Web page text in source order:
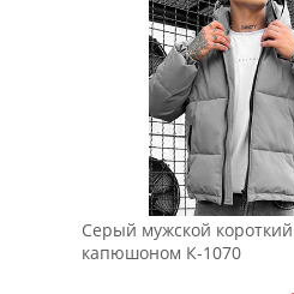
Серый мужской короткий
капюшоном К-1070